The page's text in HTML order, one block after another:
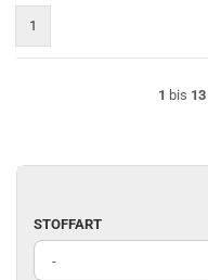
1
1 bis 13
STOFFART
STOFFART